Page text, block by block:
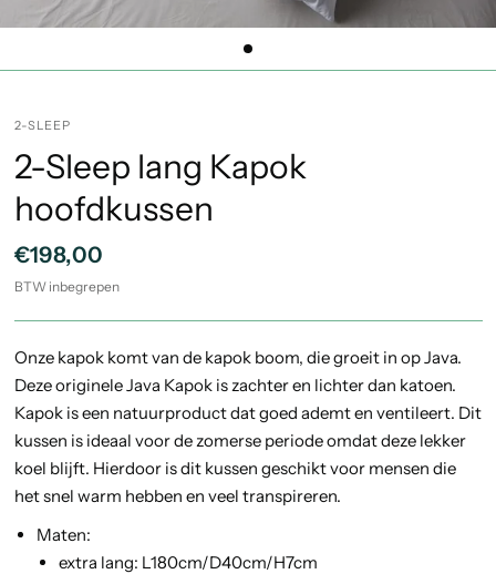
2-SLEEP
2-Sleep lang Kapok
hoofdkussen
€198,00
BTW inbegrepen
Onze kapok komt van de kapok boom, die groeit in op Java.
Deze originele Java Kapok is zachter en lichter dan katoen.
Kapok is een natuurproduct dat goed ademt en ventileert. Dit
kussen is ideaal voor de zomerse periode omdat deze lekker
koel blijft. Hierdoor is dit kussen geschikt voor mensen die
het snel warm hebben en veel transpireren.
Maten:
extra lang: L180cm/D40cm/H7cm